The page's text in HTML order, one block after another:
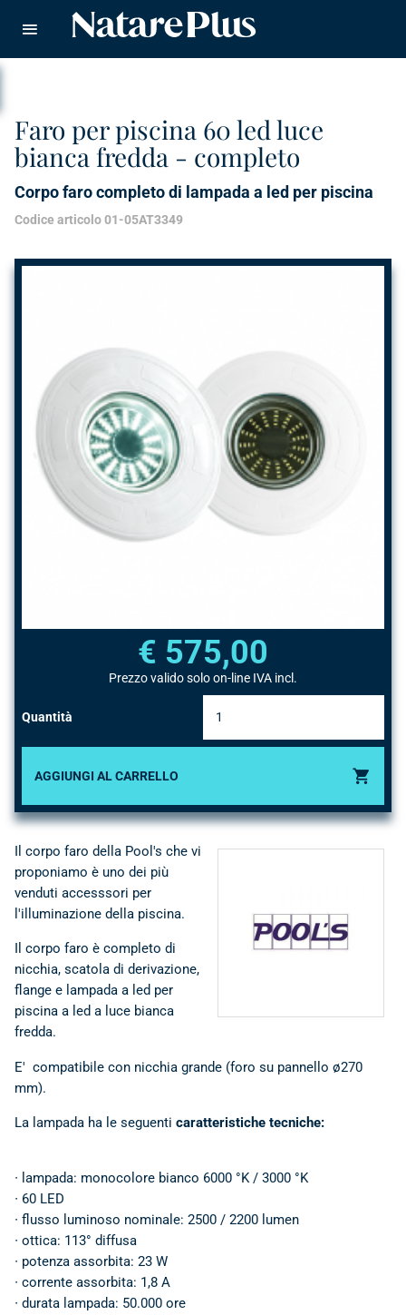
Faro per piscina 60 led luce
bianca fredda - completo
Corpo faro completo di lampada a led per piscina
Codice articolo 01-05AT3349
€ 575,00
Prezzo valido solo on-line IVA incl.
Quantità
AGGIUNGI AL CARRELLO
componenti, accessori
e ricambi per ogni
Il corpo faro della Pool's che vi
proponiamo è uno dei più
venduti accesssori per
l'illuminazione della piscina.
Il corpo faro è completo di
nicchia, scatola di derivazione,
flange e lampada a led per
piscina a led a luce bianca
fredda.
E' compatibile con nicchia grande (foro su pannello ø270
mm).
La lampada ha le seguenti caratteristiche tecniche:
∙ lampada: monocolore bianco 6000 °K / 3000 °K
∙ 60 LED
∙ flusso luminoso nominale: 2500 / 2200 lumen
∙ ottica: 113° diffusa
∙ potenza assorbita: 23 W
∙ corrente assorbita: 1,8 A
∙ durata lampada: 50.000 ore